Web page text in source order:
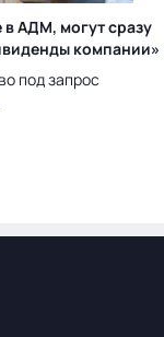
АДМ, могут сразу
компании»
под запрос